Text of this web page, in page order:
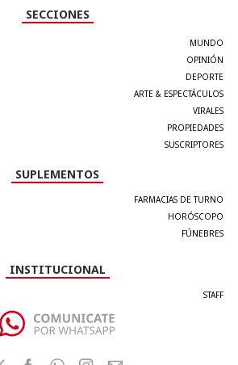
SECCIONES
MUNDO
OPINIÓN
DEPORTE
ARTE & ESPECTÁCULOS
VIRALES
PROPIEDADES
SUSCRIPTORES
SUPLEMENTOS
FARMACIAS DE TURNO
HORÓSCOPO
FÚNEBRES
INSTITUCIONAL
STAFF